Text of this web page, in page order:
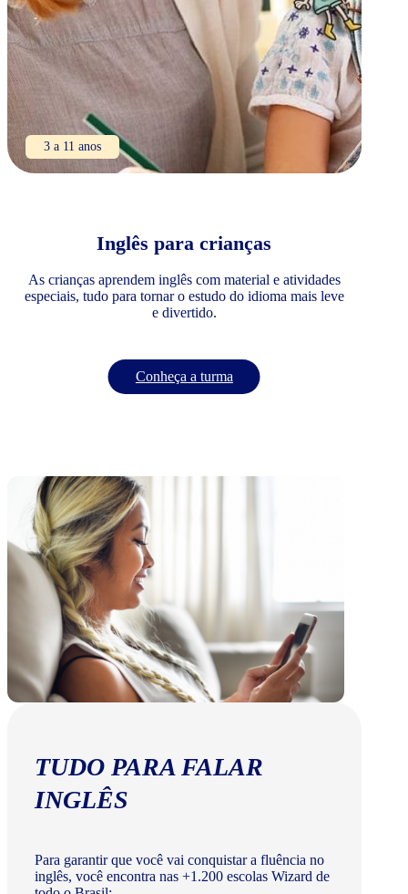
3 a 11 anos
Inglês para crianças
As crianças aprendem inglês com material e atividades
especiais, tudo para tornar o estudo do idioma mais leve
e divertido.
Conheça a turma
TUDO PARA FALAR
INGLÊS
Para garantir que você vai conquistar a fluência no
inglês, você encontra nas +1.200 escolas Wizard de